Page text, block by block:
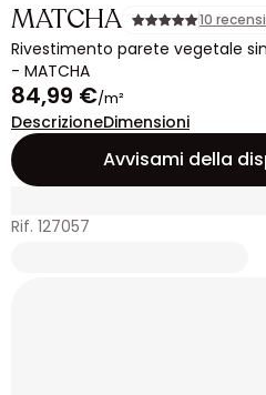
MATCHA 10
Rivestimento parete vegetale
- MATCHA
84,99 €/m²
DescrizioneDimensioni
Avvisami della
Rif. 127057